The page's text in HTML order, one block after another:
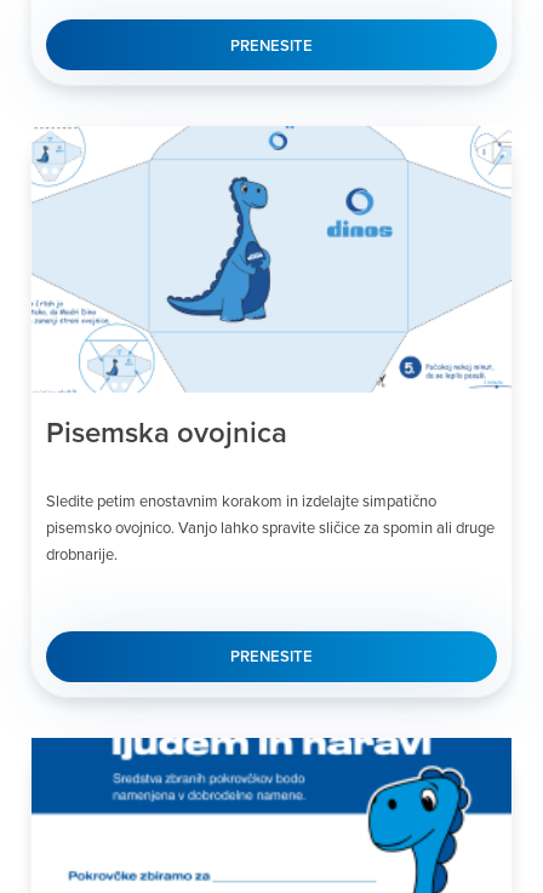
PRENESITE
Pisemska ovojnica
Sledite petim enostavnim korakom in izdelajte simpatično
pisemsko ovojnico. Vanjo lahko spravite sličice za spomin ali druge
drobnarije.
PRENESITE